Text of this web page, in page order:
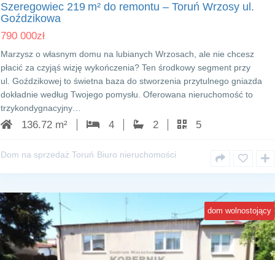
Szeregowiec 219 m² do remontu – Toruń Wrzosy ul.
Goździkowa
790 000zł
Marzysz o własnym domu na lubianych Wrzosach, ale nie chcesz
płacić za czyjąś wizję wykończenia? Ten środkowy segment przy
ul. Goździkowej to świetna baza do stworzenia przytulnego gniazda
dokładnie według Twojego pomysłu. Oferowana nieruchomość to
trzykondygnacyjny…
136.72 m² 4 2 5
Dom na sprzedaż Toruń Biuro nieruchomości
dom wolnostojący